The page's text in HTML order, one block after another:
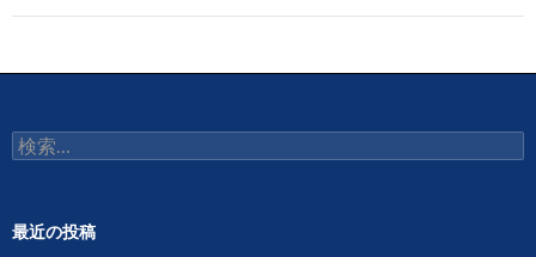
ゲ
ー
ョ
検
索:
最近の投稿